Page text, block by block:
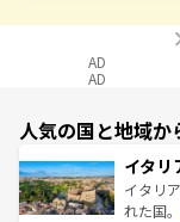
AD
AD
人気の国と地域か
イタリ
イタリ
れた国。